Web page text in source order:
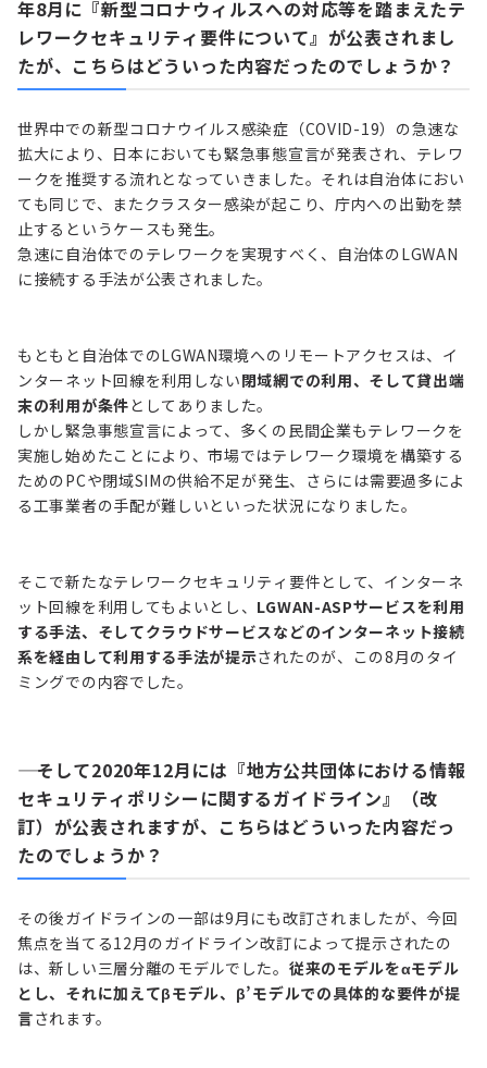
年8月に『新型コロナウィルスへの対応等を踏まえたテ
レワークセキュリティ要件について』が公表されまし
たが、こちらはどういった内容だったのでしょうか？
世界中での新型コロナウイルス感染症（COVID-19）の急速な
拡大により、日本においても緊急事態宣言が発表され、テレワ
ークを推奨する流れとなっていきました。それは自治体におい
ても同じで、またクラスター感染が起こり、庁内への出勤を禁
止するというケースも発生。
急速に自治体でのテレワークを実現すべく、自治体のLGWAN
に接続する手法が公表されました。
もともと自治体でのLGWAN環境へのリモートアクセスは、イ
ンターネット回線を利用しない閉域網での利用、そして貸出端
末の利用が条件としてありました。
しかし緊急事態宣言によって、多くの民間企業もテレワークを
実施し始めたことにより、市場ではテレワーク環境を構築する
ためのPCや閉域SIMの供給不足が発生、さらには需要過多によ
る工事業者の手配が難しいといった状況になりました。
そこで新たなテレワークセキュリティ要件として、インターネ
ット回線を利用してもよいとし、 LGWAN-ASPサービスを利用
する手法、そしてクラウドサービスなどのインターネット接続
系を経由して利用する手法が提示されたのが、この8月のタイ
ミングでの内容でした。
―― そして2020年12月には『地方公共団体における情報
セキュリティポリシーに関するガイドライン』（改
訂）が公表されますが、こちらはどういった内容だっ
たのでしょうか？
その後ガイドラインの一部は9月にも改訂されましたが、今回
焦点を当てる12月のガイドライン改訂によって提示されたの
は、新しい三層分離のモデルでした。 従来のモデルをαモデル
とし、それに加えてβモデル、β’モデルでの具体的な要件が提
言されます。